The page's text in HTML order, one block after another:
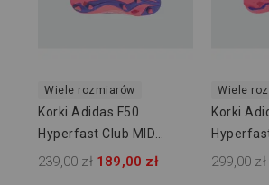
Wiele rozmiarów
Korki Adidas F50
Hyperfast Club MID
FG/MG JUNIOR KJ0670
239,00 zł 189,00 zł
Wiele
Korki
JUNIOR
299,00 zł